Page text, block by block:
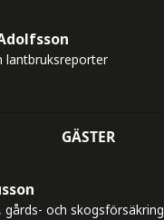
lantbruksreporter
GÄSTER
gårds- och skogsförsäkring